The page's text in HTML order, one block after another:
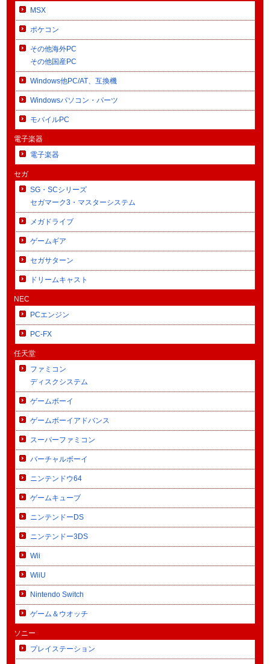
MSX
ポケコン
その他海外PC
その他国産PC
Windows他PC/AT、互換機
Windowsパソコン・パーツ
モバイルPC
電子楽器
電子楽器
セガ
SG・SCシリーズ
セガマーク3・マスターシステム
メガドライブ
ゲームギア
セガサターン
ドリームキャスト
NEC
PCエンジン
PC-FX
任天堂
ファミコン
ディスクシステム
ゲームボーイ
ゲームボーイアドバンス
スーパーファミコン
バーチャルボーイ
ニンテンドウ64
ゲームキューブ
ニンテンドーDS
ニンテンドー3DS
Wii
WiiU
Nintendo Switch
ゲーム＆ウオッチ
ソニー
プレイステーション